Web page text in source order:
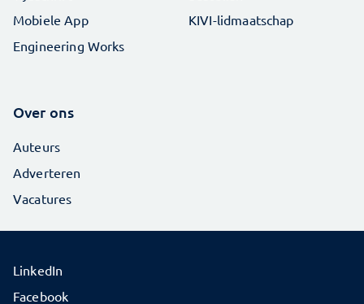
Mobiele App
Engineering Works
KIVI-lidmaatschap
Over ons
Auteurs
Adverteren
Vacatures
LinkedIn
Facebook